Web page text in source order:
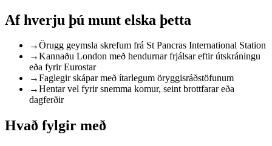
Af hverju þú munt elska þetta
→Örugg geymsla skrefum frá St Pancras International Station
→Kannaðu London með hendurnar frjálsar eftir útskráningu
eða fyrir Eurostar
→Faglegir skápar með ítarlegum öryggisráðstöfunum
→Hentar vel fyrir snemma komur, seint brottfarar eða
dagferðir
Hvað fylgir með